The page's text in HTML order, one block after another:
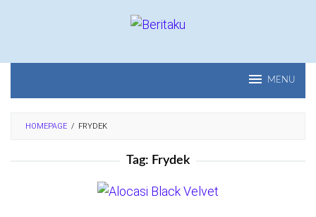
MENU
HOMEPAGE / FRYDEK
Tag: Frydek